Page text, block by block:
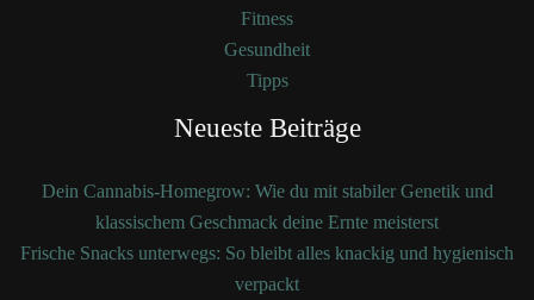
Fitness
Gesundheit
Tipps
Neueste Beiträge
Dein Cannabis-Homegrow: Wie du mit stabiler Genetik und
klassischem Geschmack deine Ernte meisterst
Frische Snacks unterwegs: So bleibt alles knackig und hygienisch
verpackt